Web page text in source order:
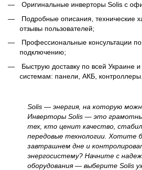
Оригинальные инверторы Solis с
Подробные описания, технические
отзывы пользователей;
Профессиональные консультации
подключению;
Быструю доставку по всей Украине
системам: панели, АКБ, контроллеры.
Solis — энергия, на которую
Инверторы Solis — это
тех, кто ценит качество,
передовые технологии. Хотите
завтрашнем дне и
энергосистему? Начните с
оборудования — выберите Solis